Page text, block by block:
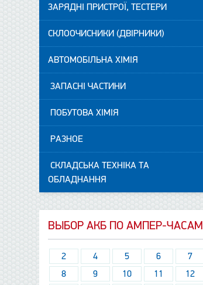
ЗАРЯДНІ ПРИСТРОЇ, ТЕСТЕРИ
СКЛООЧИСНИКИ (ДВІРНИКИ)
АВТОМОБІЛЬНА ХІМІЯ
ЗАПАСНІ ЧАСТИНИ
ПОБУТОВА ХІМІЯ
РАЗНОЕ
СКЛАДСЬКА ТЕХНІКА ТА
ОБЛАДНАННЯ
ВЫБОР АКБ ПО АМПЕР-ЧАСАМ
2 4 5 6
7
8
9 10 11
12